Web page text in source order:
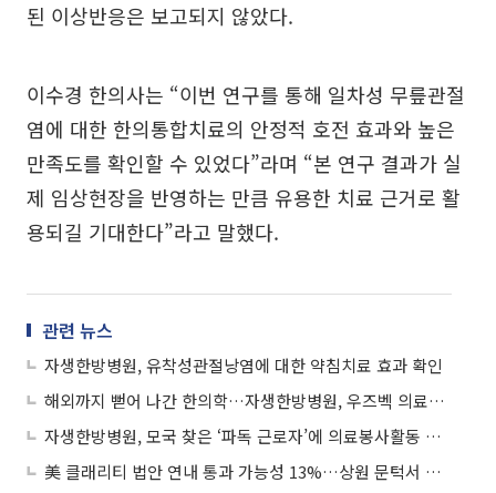
된 이상반응은 보고되지 않았다.
이수경 한의사는 “이번 연구를 통해 일차성 무릎관절
염에 대한 한의통합치료의 안정적 호전 효과와 높은
만족도를 확인할 수 있었다”라며 “본 연구 결과가 실
제 임상현장을 반영하는 만큼 유용한 치료 근거로 활
용되길 기대한다”라고 말했다.
관련 뉴스
자생한방병원, 유착성관절낭염에 대한 약침치료 효과 확인
해외까지 뻗어 나간 한의학…자생한방병원, 우즈벡 의료봉사 성료
자생한방병원, 모국 찾은 ‘파독 근로자’에 의료봉사활동 펼쳐
美 클래리티 법안 연내 통과 가능성 13%…상원 문턱서 제동